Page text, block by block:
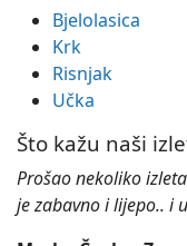
Bjelolasica
Krk
Risnjak
Učka
Što kažu naši
Prošao nekoliko
je zabavno i lijepo.. i